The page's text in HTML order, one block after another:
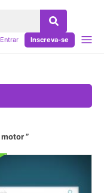
Entrar Inscreva-se
motor